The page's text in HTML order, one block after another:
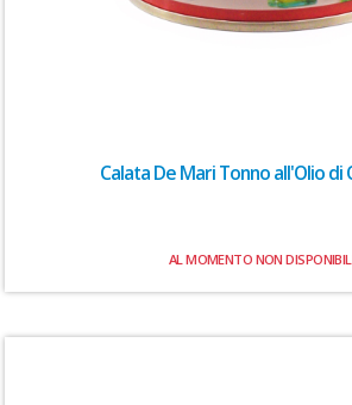
Calata De Mari Tonno all'Olio di
AL MOMENTO NON